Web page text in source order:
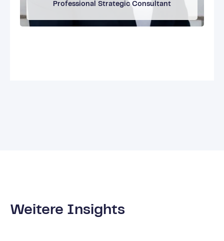
Professional Strategic Consultant
Weitere Insights